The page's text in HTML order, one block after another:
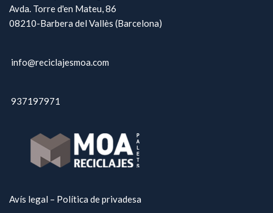
Avda. Torre d'en Mateu, 86
08210-Barbera del Vallès (Barcelona)
info@reciclajesmoa.com
937197971
Avís legal – Política de privadesa